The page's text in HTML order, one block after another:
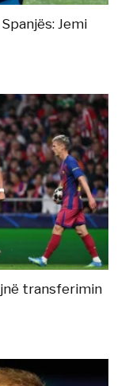
Jemi
transferimin